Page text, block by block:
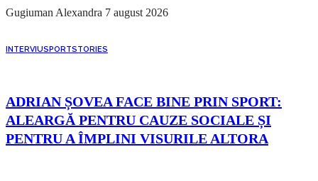
Gugiuman Alexandra 7 august 2026
INTERVIUSPORTSTORIES
ADRIAN ȘOVEA FACE BINE PRIN SPORT:
ALEARGĂ PENTRU CAUZE SOCIALE ȘI
PENTRU A ÎMPLINI VISURILE ALTORA